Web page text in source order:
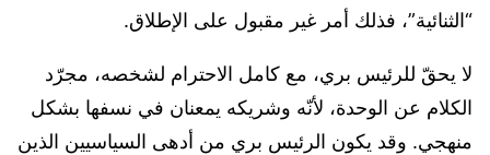
“الثنائية”، فذلك أمر غير مقبول على الإطلاق.
لا يحقّ للرئيس بري، مع كامل الاحترام لشخصه، مجرّد
الكلام عن الوحدة، لأنّه وشريكه يمعنان في نسفها بشكل
منهجي. وقد يكون الرئيس بري من أدهى السياسيين الذين